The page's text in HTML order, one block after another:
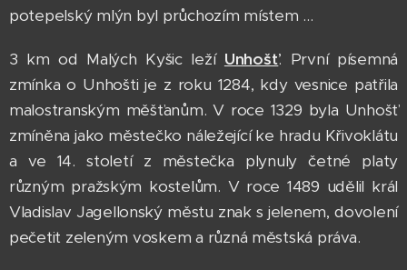
potepelský mlýn byl průchozím místem ...
3 km od Malých Kyšic leží Unhošť. První písemná
zmínka o Unhošti je z roku 1284, kdy vesnice patřila
malostranským měšťanům. V roce 1329 byla Unhošť
zmíněna jako městečko náležející ke hradu Křivoklátu
a ve 14. století z městečka plynuly četné platy
různým pražským kostelům. V roce 1489 udělil král
Vladislav Jagellonský městu znak s jelenem, dovolení
pečetit zeleným voskem a různá městská práva.